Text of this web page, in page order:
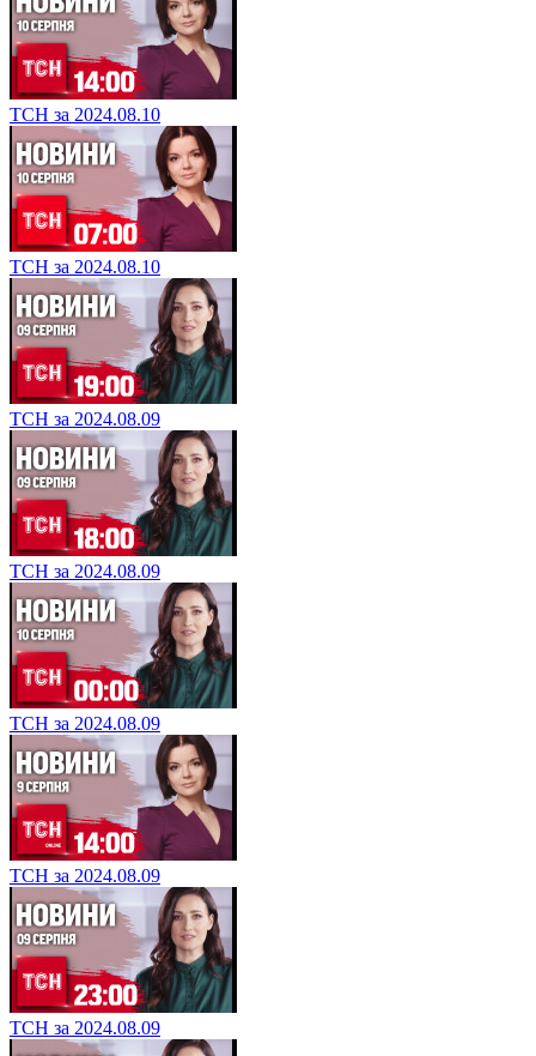
ТСН за 2024.08.10
ТСН за 2024.08.10
ТСН за 2024.08.09
ТСН за 2024.08.09
ТСН за 2024.08.09
ТСН за 2024.08.09
ТСН за 2024.08.09